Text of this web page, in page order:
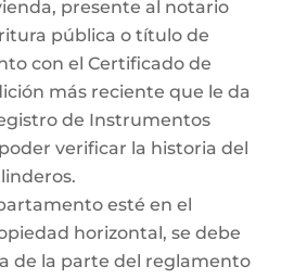
presente al notario
pública o título de
con el Certificado de
más reciente que le da
de Instrumentos
verificar la historia del
esté en el
horizontal, se debe
de la parte del reglamento